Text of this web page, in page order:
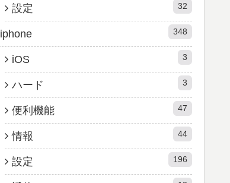
設定 32
iphone 348
iOS 3
ハード 3
便利機能 47
情報 44
設定 196